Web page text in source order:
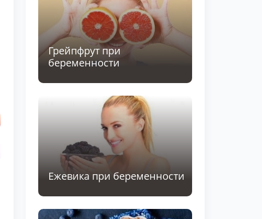
Грейпфрут при
беременности
Ежевика при беременности